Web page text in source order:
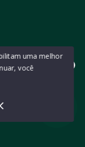
mudar de casa?
• creci
uma melhor
você